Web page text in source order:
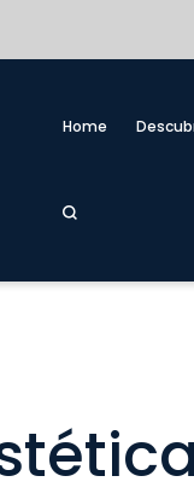
Home